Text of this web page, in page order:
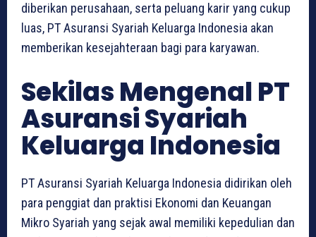
diberikan perusahaan, serta peluang karir yang cukup
luas, PT Asuransi Syariah Keluarga Indonesia akan
memberikan kesejahteraan bagi para karyawan.
Sekilas Mengenal PT
Asuransi Syariah
Keluarga Indonesia
PT Asuransi Syariah Keluarga Indonesia didirikan oleh
para penggiat dan praktisi Ekonomi dan Keuangan
Mikro Syariah yang sejak awal memiliki kepedulian dan